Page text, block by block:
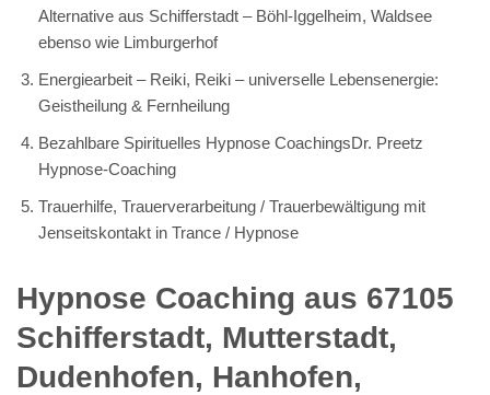
Alternative aus Schifferstadt – Böhl-Iggelheim, Waldsee
ebenso wie Limburgerhof
Energiearbeit – Reiki, Reiki – universelle Lebensenergie:
Geistheilung & Fernheilung
Bezahlbare Spirituelles Hypnose CoachingsDr. Preetz
Hypnose-Coaching
Trauerhilfe, Trauerverarbeitung / Trauerbewältigung mit
Jenseitskontakt in Trance / Hypnose
Hypnose Coaching aus 67105
Schifferstadt, Mutterstadt,
Dudenhofen, Hanhofen,